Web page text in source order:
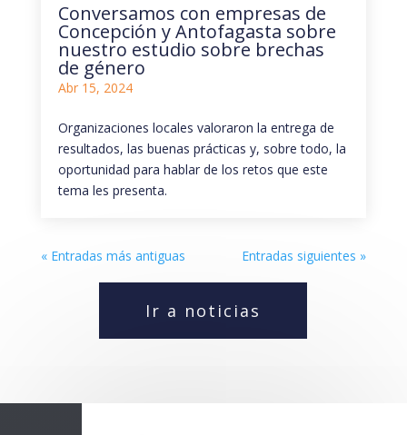
Conversamos con empresas de
Concepción y Antofagasta sobre
nuestro estudio sobre brechas
de género
Abr 15, 2024
Organizaciones locales valoraron la entrega de
resultados, las buenas prácticas y, sobre todo, la
oportunidad para hablar de los retos que este
tema les presenta.
« Entradas más antiguas Entradas siguientes »
Ir a noticias